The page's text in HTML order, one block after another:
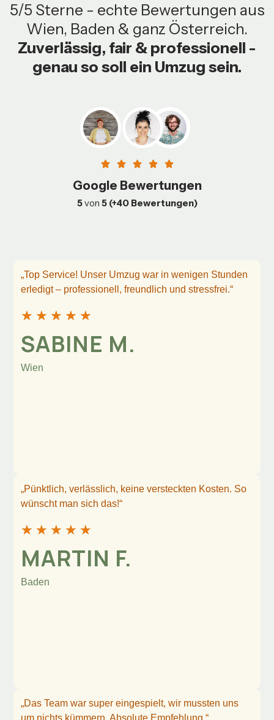
5/5 Sterne - echte Bewertungen aus
Wien, Baden & ganz Österreich.
Zuverlässig, fair & professionell -
genau so soll ein Umzug sein.
Google Bewertungen
5von 5 (+40 Bewertungen)
„Top Service! Unser Umzug war in wenigen Stunden
erledigt – professionell, freundlich und stressfrei.“
★ ★ ★ ★ ★
SABINE M.
Wien
„Pünktlich, verlässlich, keine versteckten Kosten. So
wünscht man sich das!“
★ ★ ★ ★ ★
MARTIN F.
Baden
„Das Team war super eingespielt, wir mussten uns
um nichts kümmern. Absolute Empfehlung.“